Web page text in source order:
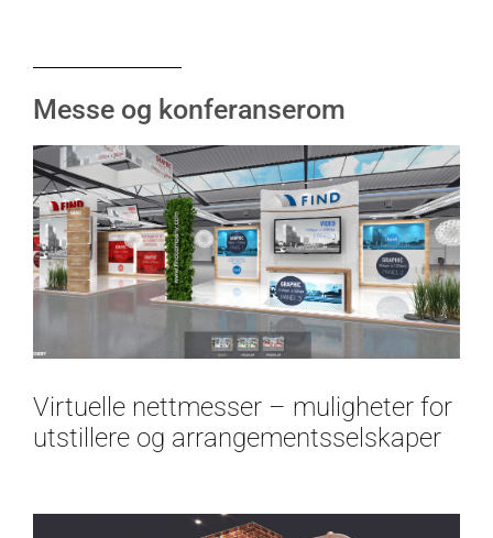
Messe og konferanserom
Virtuelle nettmesser – muligheter for
utstillere og arrangementsselskaper